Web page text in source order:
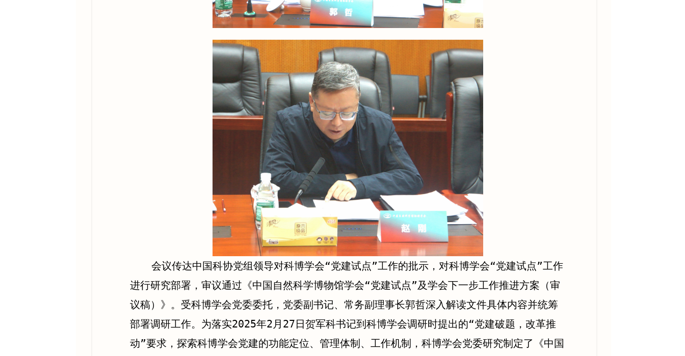
会议传达中国科协党组领导对科博学会“党建试点”工作的批示，对科博学会“党建试点”工作
进行研究部署，审议通过《中国自然科学博物馆学会“党建试点”及学会下一步工作推进方案（审
议稿）》。受科博学会党委委托，党委副书记、常务副理事长郭哲深入解读文件具体内容并统筹
部署调研工作。为落实2025年2月27日贺军科书记到科博学会调研时提出的“党建破题，改革推
动”要求，探索科博学会党建的功能定位、管理体制、工作机制，科博学会党委研究制定了《中国